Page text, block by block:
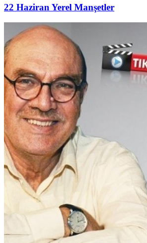
22 Haziran Yerel Manşetler